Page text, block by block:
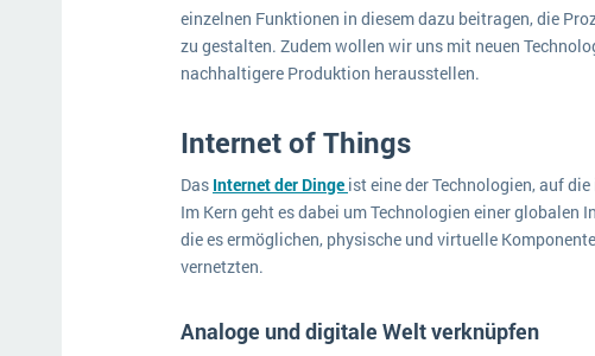
einzelnen Funktionen in diesem dazu beitragen, die
zu gestalten. Zudem wollen wir uns mit neuen
nachhaltigere Produktion herausstellen.
Internet of Things
Das Internet der Dinge ist eine der Technologien, auf
Im Kern geht es dabei um Technologien einer
die es ermöglichen, physische und virtuelle
vernetzten.
Analoge und digitale Welt verknüpfen